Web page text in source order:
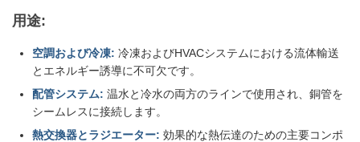
用途:
空調および冷凍: 冷凍およびHVACシステムにおける流体輸送
とエネルギー誘導に不可欠です。
配管システム: 温水と冷水の両方のラインで使用され、銅管を
シームレスに接続します。
熱交換器とラジエーター: 効果的な熱伝達のための主要コンポ